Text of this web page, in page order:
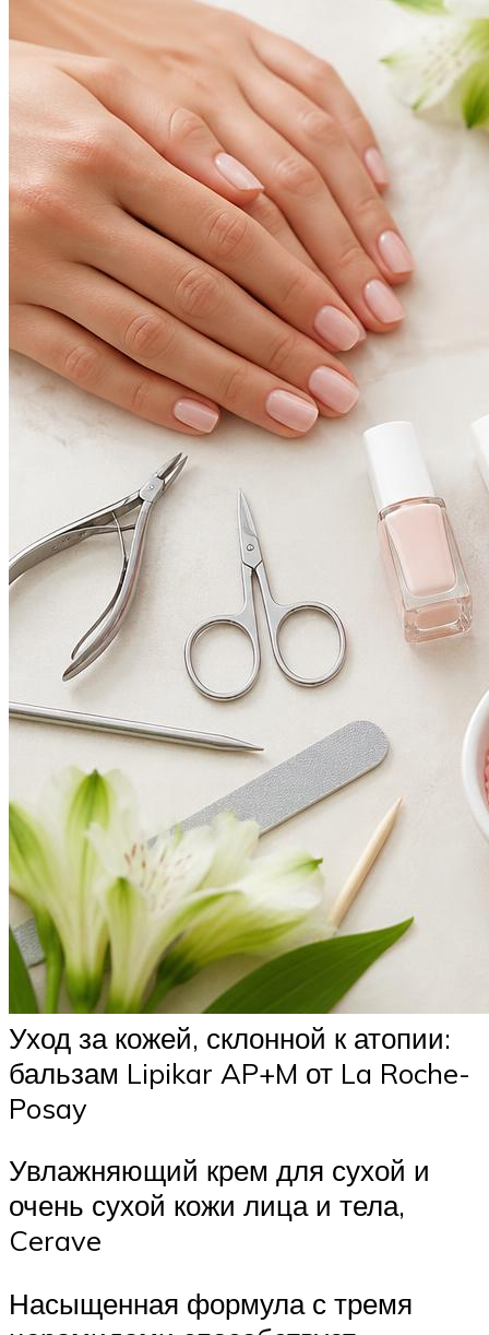
Уход за кожей, склонной к атопии:
бальзам Lipikar AP+M от La Roche-
Posay
Увлажняющий крем для сухой и
очень сухой кожи лица и тела,
Cerave
Насыщенная формула с тремя